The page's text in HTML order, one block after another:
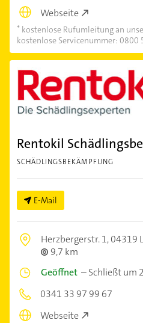
Webseite
kostenlose Rufumleitung an
kostenlose Servicenummer: 0800
Rentokil
SCHÄDLINGSBEKÄMPFUNG
E-Mail
Herzbergerstr. 1,04319
9,7 km
Geöffnet –Schließt um
0341 33 97 99 67
Webseite